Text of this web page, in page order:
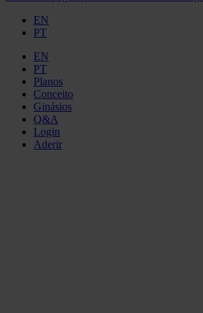
EN
PT
EN
PT
Planos
Conceito
Ginásios
Q&A
Login
Aderir